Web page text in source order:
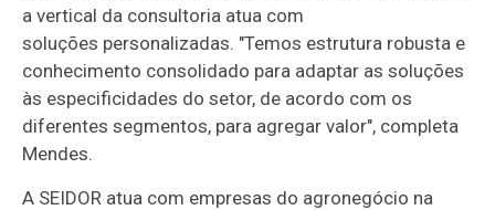
a vertical da consultoria atua com
soluções personalizadas. "Temos estrutura robusta e
conhecimento consolidado para adaptar as soluções
às especificidades do setor, de acordo com os
diferentes segmentos, para agregar valor", completa
Mendes.
A SEIDOR atua com empresas do agronegócio na